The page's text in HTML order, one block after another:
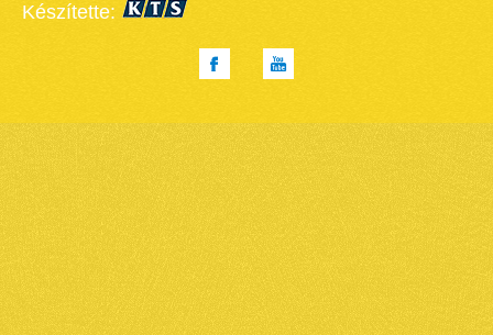
Készítette: